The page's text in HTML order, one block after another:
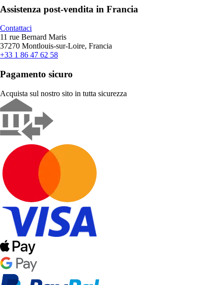
Assistenza post-vendita in Francia
Contattaci
11 rue Bernard Maris
37270 Montlouis-sur-Loire, Francia
+33 1 86 47 62 58
Pagamento sicuro
Acquista sul nostro sito in tutta sicurezza